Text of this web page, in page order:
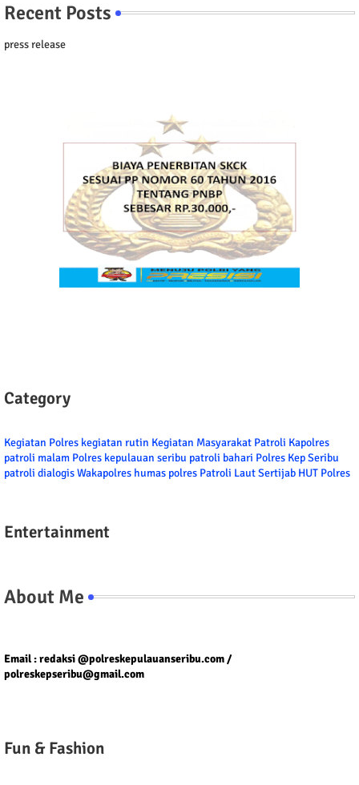
Recent Posts
press release
Category
Kegiatan Polres kegiatan rutin Kegiatan Masyarakat Patroli Kapolres
patroli malam Polres kepulauan seribu patroli bahari Polres Kep Seribu
patroli dialogisWakapolres humas polres Patroli LautSertijab HUT Polres
Entertainment
About Me
Email : redaksi @polreskepulauanseribu.com /
polreskepseribu@gmail.com
Fun & Fashion